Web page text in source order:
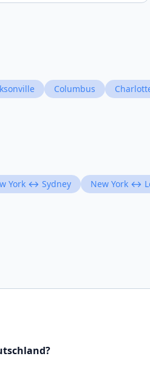
Columbus
York ↔ Sydney New York ↔